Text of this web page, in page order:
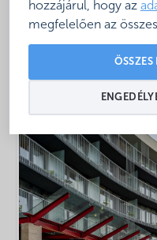
hozzájárul, hogy az
megfelelően az
ÖSSZES
Részletes program az
content/uploads/2019/
20.pdf